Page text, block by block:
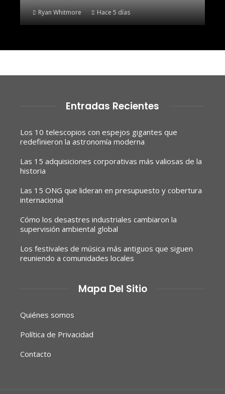
Ryan Whitmore Hace 5 días
Entradas Recientes
Los 10 telescopios con espejos gigantes que
redefinieron la astronomía moderna
Las 15 adquisiciones corporativas más valiosas de la
historia
Las 15 ONG que lideran en presupuesto y cobertura
internacional
Cómo los desastres industriales cambiaron la
supervisión ambiental global
Los festivales de música más antiguos que siguen
reuniendo a comunidades locales
Mapa Del Sitio
Quiénes somos
Política de Privacidad
Contacto